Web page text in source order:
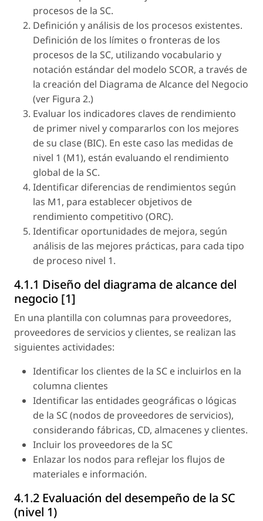
procesos de la SC.
Definición y análisis de los procesos existentes.
Definición de los límites o fronteras de los
procesos de la SC, utilizando vocabulario y
notación estándar del modelo SCOR, a través de
la creación del Diagrama de Alcance del Negocio
(ver Figura 2.)
Evaluar los indicadores claves de rendimiento
de primer nivel y compararlos con los mejores
de su clase (BIC). En este caso las medidas de
nivel 1 (M1), están evaluando el rendimiento
global de la SC.
Identificar diferencias de rendimientos según
las M1, para establecer objetivos de
rendimiento competitivo (ORC).
Identificar oportunidades de mejora, según
análisis de las mejores prácticas, para cada tipo
de proceso nivel 1.
4.1.1 Diseño del diagrama de alcance del
negocio [1]
En una plantilla con columnas para proveedores,
proveedores de servicios y clientes, se realizan las
siguientes actividades:
Identificar los clientes de la SC e incluirlos en la
columna clientes
Identificar las entidades geográficas o lógicas
de la SC (nodos de proveedores de servicios),
considerando fábricas, CD, almacenes y clientes.
Incluir los proveedores de la SC
Enlazar los nodos para reflejar los flujos de
materiales e información.
4.1.2 Evaluación del desempeño de la SC
(nivel 1)